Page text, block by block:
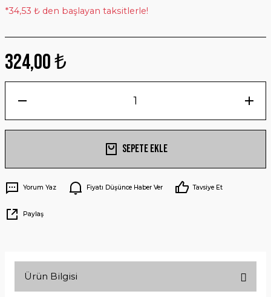
*34,53 ₺ den başlayan taksitlerle!
324,00 ₺
Sepete Ekle
Yorum Yaz Fiyatı Düşünce Haber Ver Tavsiye Et
Paylaş
Ürün Bilgisi